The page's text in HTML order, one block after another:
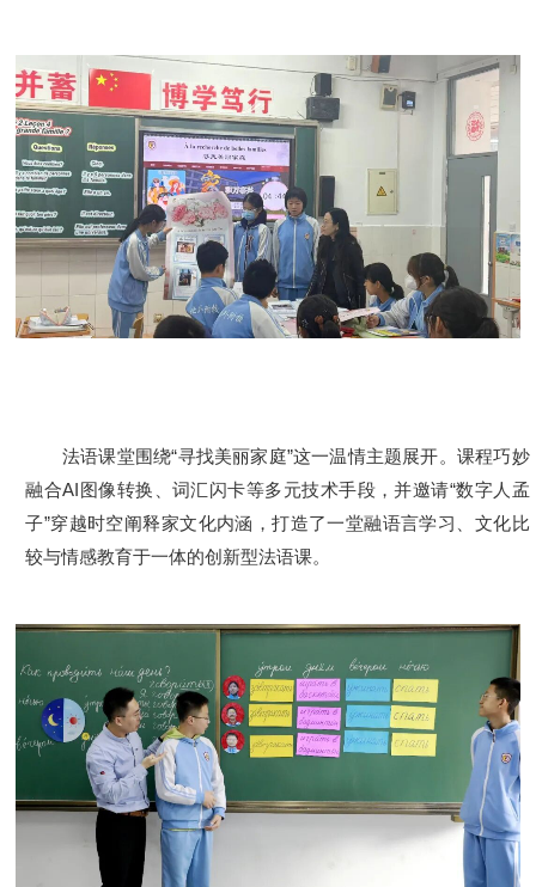
法语课堂围绕“寻找美丽家庭”这一温情主题展开。课程巧妙
融合AI图像转换、词汇闪卡等多元技术手段，并邀请“数字人孟
子”穿越时空阐释家文化内涵，打造了一堂融语言学习、文化比
较与情感教育于一体的创新型法语课。